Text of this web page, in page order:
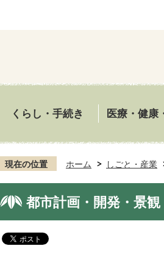
くらし・手続き 医療・健康
現在の位置 ホーム しごと・産業
都市計画・開発・景観